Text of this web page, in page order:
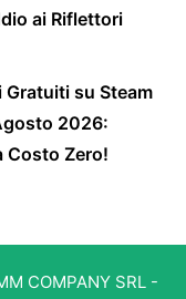
ai Riflettori
su Steam
2026:
Costo Zero!
COMPANY SRL -